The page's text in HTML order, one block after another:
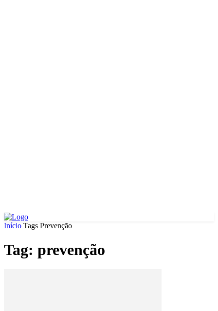
Início Tags Prevenção
Tag: prevenção